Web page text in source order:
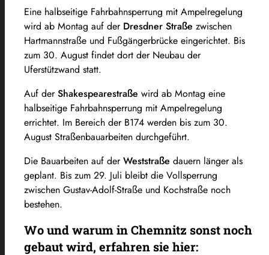
Eine halbseitige Fahrbahnsperrung mit Ampelregelung
wird ab Montag auf der Dresdner Straße zwischen
Hartmannstraße und Fußgängerbrücke eingerichtet. Bis
zum 30. August findet dort der Neubau der
Uferstützwand statt.
Auf derShakespearestraße wird ab Montag eine
halbseitige Fahrbahnsperrung mit Ampelregelung
errichtet. Im Bereich der B174 werden bis zum 30.
August Straßenbauarbeiten durchgeführt.
Die Bauarbeiten auf derWeststraße dauern länger als
geplant. Bis zum 29. Juli bleibt die Vollsperrung
zwischen Gustav-Adolf-Straße und Kochstraße noch
bestehen.
Wo und warum in Chemnitz sonst noch
gebaut wird, erfahren sie hier: